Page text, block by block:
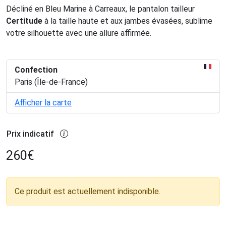
Décliné en Bleu Marine à Carreaux, le pantalon tailleur
Certitude à la taille haute et aux jambes évasées, sublime
votre silhouette avec une allure affirmée.
Confection
Paris (Île-de-France)
Afficher la carte
Prix indicatif
260€
Ce produit est actuellement indisponible.